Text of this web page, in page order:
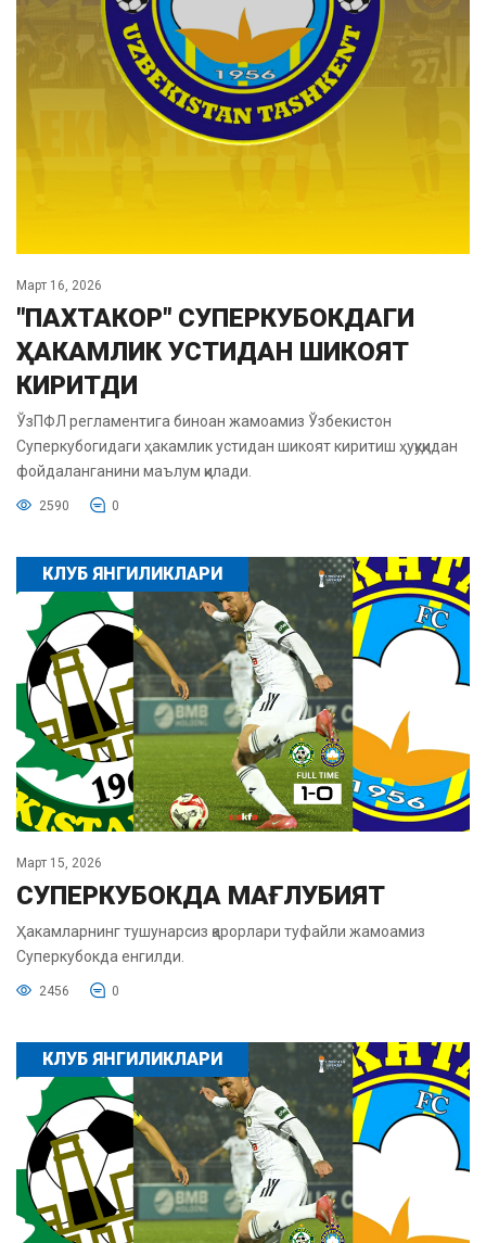
Март 16, 2026
"ПАХТАКОР" СУПЕРКУБОКДАГИ
ҲАКАМЛИК УСТИДАН ШИКОЯТ
КИРИТДИ
ЎзПФЛ регламентига биноан жамоамиз Ўзбекистон
Суперкубогидаги ҳакамлик устидан шикоят киритиш ҳуқуқидан
фойдаланганини маълум қилади.
2590 0
КЛУБ ЯНГИЛИКЛАРИ
Март 15, 2026
СУПЕРКУБОКДА МАҒЛУБИЯТ
Ҳакамларнинг тушунарсиз қарорлари туфайли жамоамиз
Суперкубокда енгилди.
2456 0
КЛУБ ЯНГИЛИКЛАРИ